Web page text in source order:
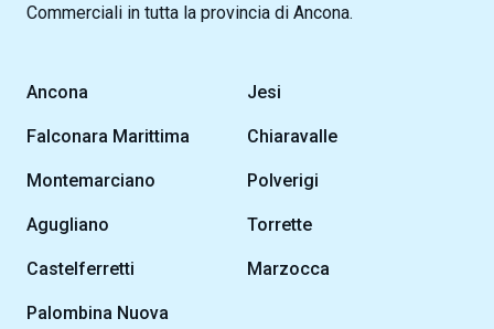
Commerciali in tutta la provincia di Ancona.
Ancona Jesi
Falconara Marittima Chiaravalle
Montemarciano Polverigi
Agugliano Torrette
Castelferretti Marzocca
Palombina Nuova